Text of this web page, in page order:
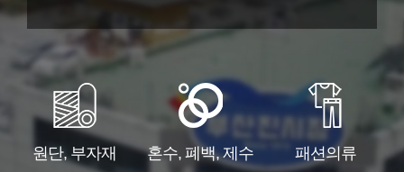
원단, 부자재 혼수, 폐백, 제수 패션의류